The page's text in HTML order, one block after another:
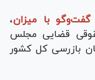
گفت‌وگو با میزان،
قضایی مجلس
بازرسی کل کشور